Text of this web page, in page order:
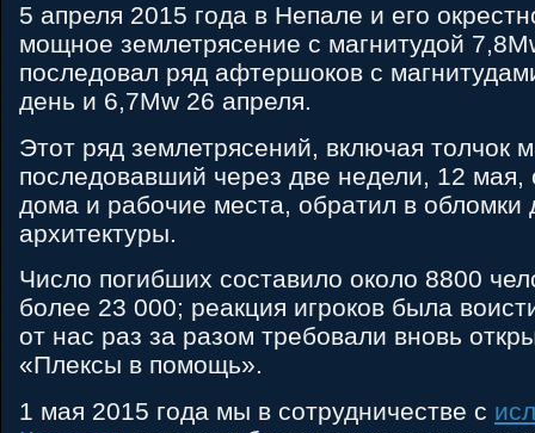
5 апреля 2015 года в Непале и его
мощное землетрясение с магнитудой
последовал ряд афтершоков с
день и 6,7Mw 26 апреля.
Этот ряд землетрясений, включая толчок
последовавший через две недели, 12 мая,
дома и рабочие места, обратил в обломки
архитектуры.
Число погибших составило около 8800
более 23 000; реакция игроков была
от нас раз за разом требовали вновь
«Плексы в помощь».
1 мая 2015 года мы в сотрудничестве с